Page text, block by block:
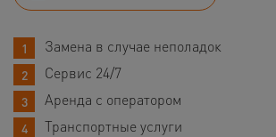
Замена в случае неполадок
Сервис 24/7
Аренда с оператором
Транспортные услуги